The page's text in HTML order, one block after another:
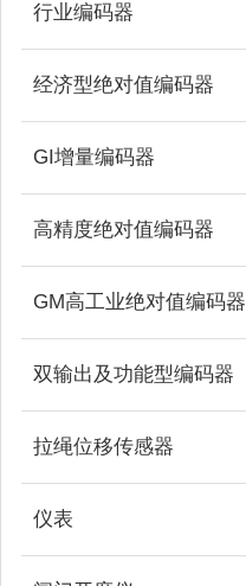
行业编码器
经济型绝对值编码器
GI增量编码器
高精度绝对值编码器
GM高工业绝对值编码器
双输出及功能型编码器
拉绳位移传感器
仪表